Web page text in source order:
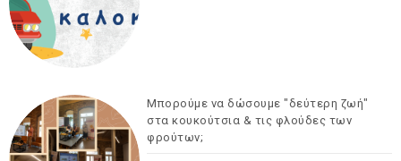
Μπορούμε να δώσουμε "δεύτερη ζωή"
στα κουκούτσια & τις φλούδες των
φρούτων;